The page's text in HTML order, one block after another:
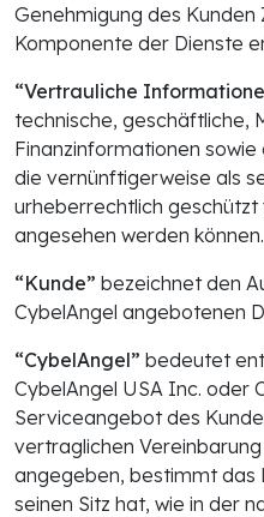
Genehmigung des Kunden
Komponente der Dienste
“Vertrauliche
technische, geschäftliche,
Finanzinformationen
die vernünftigerweise als
urheberrechtlich
angesehen werden können.
“Kunde” bezeichnet den
CybelAngel angebotenen
“CybelAngel” bedeutet
CybelAngel USA Inc. oder
Serviceangebot des
vertraglichen
angegeben, bestimmt das
seinen Sitz hat, wie in der